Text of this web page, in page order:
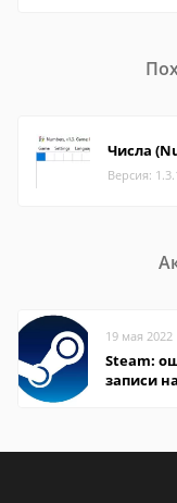
Числа
Версия:
19 мая 2022
Steam:
записи